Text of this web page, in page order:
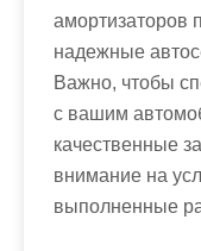
амортизаторов
надежные
Важно, чтобы
с вашим
качественные
внимание на
выполненные